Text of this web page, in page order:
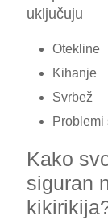
uključuju
Otekline
Kihanje
Svrbež
Problemi
Kako
siguran